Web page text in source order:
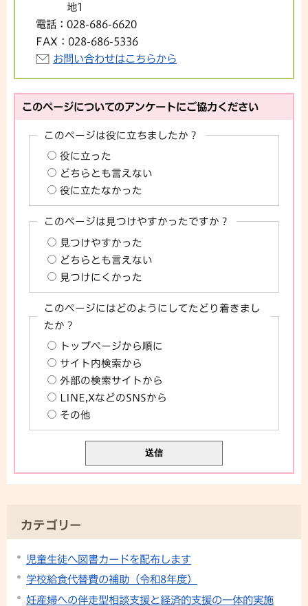
地1
電話： 028-686-6620
FAX： 028-686-5336
お問い合わせはこちらから
このページについてのアンケートにご協力ください
このページは役に立ちましたか？
役に立った
どちらとも言えない
役に立たなかった
このページは見つけやすかったですか？
見つけやすかった
どちらとも言えない
見つけにくかった
このページにはどのようにしてたどり着きまし
たか？
トップページから順に
サイト内検索から
外部の検索サイトから
LINE,XなどのSNSから
その他
カテゴリー
児童生徒へ図書カードを配布します
学校給食代替費の補助（令和8年度）
妊産婦への伴走型相談支援と経済的支援の一体的実施